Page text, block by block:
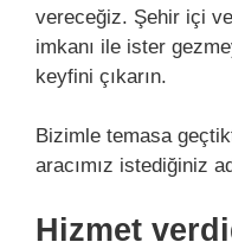
vereceğiz. Şehir içi
imkanı ile ister
keyfini çıkarın.
Bizimle temasa
aracımız istediğiniz
Hizmet